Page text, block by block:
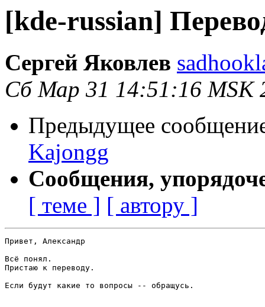
[kde-russian]
Сергей Яковлев
Сб Мар 31 14:51:16 MSK
Предыдущее
Kajongg
Сообщения,
[ теме ] [ автору ]
Привет, Александр
Всё понял.
Пристаю к переводу.
Если будут какие то вопросы -- обращусь.